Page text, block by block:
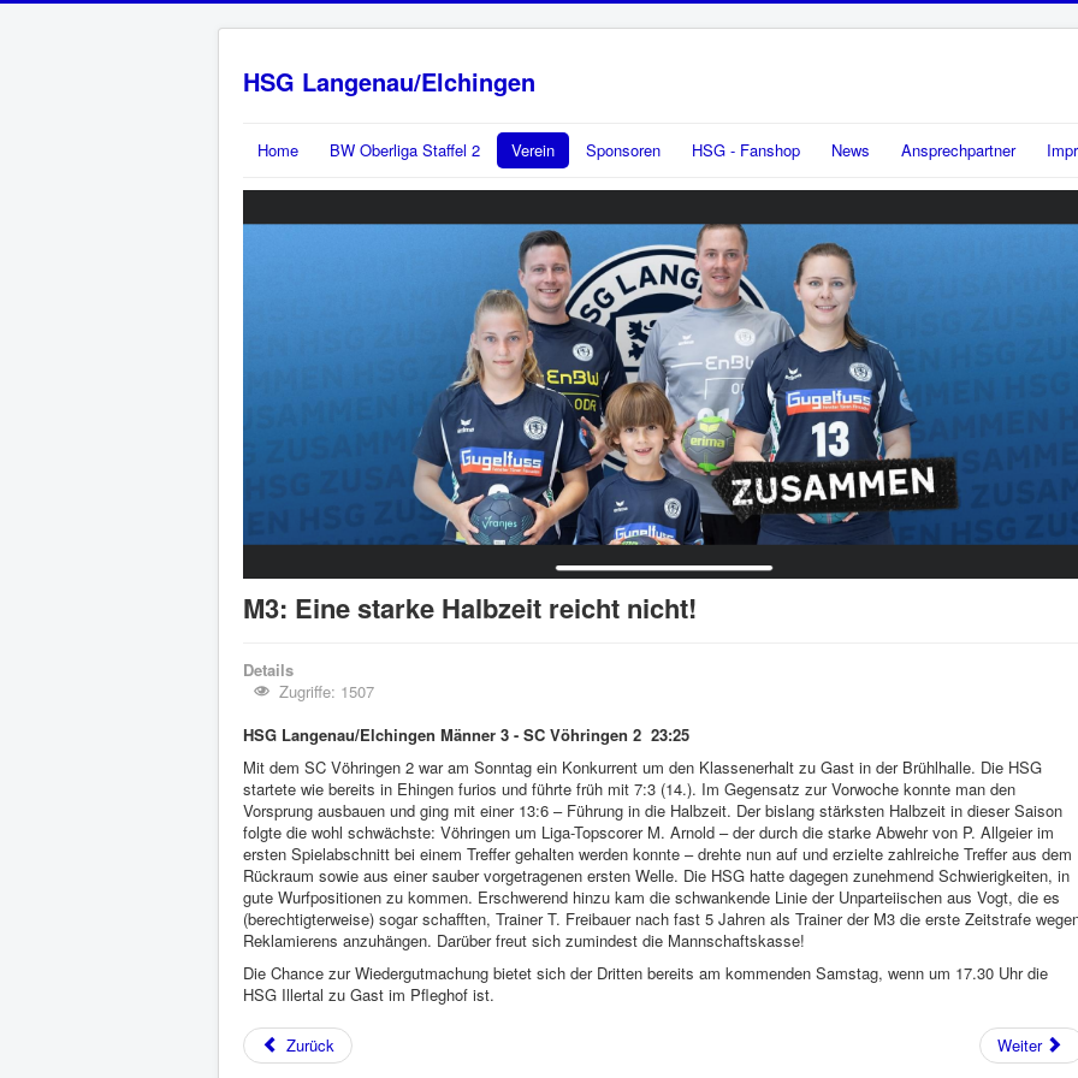
HSG Langenau/Elchingen
Home BW Oberliga Staffel 2 Verein Sponsoren HSG - Fanshop News Ansprechpartner
M3: Eine starke Halbzeit reicht nicht!
Details
Zugriffe: 1507
HSG Langenau/Elchingen Männer 3 - SC Vöhringen 2 23:25
Mit dem SC Vöhringen 2 war am Sonntag ein Konkurrent um den Klassenerhalt zu Gast in der Brühlhalle. Die HSG
startete wie bereits in Ehingen furios und führte früh mit 7:3 (14.). Im Gegensatz zur Vorwoche konnte man den
Vorsprung ausbauen und ging mit einer 13:6 – Führung in die Halbzeit. Der bislang stärksten Halbzeit in dieser Saison
folgte die wohl schwächste: Vöhringen um Liga-Topscorer M. Arnold – der durch die starke Abwehr von P. Allgeier im
ersten Spielabschnitt bei einem Treffer gehalten werden konnte – drehte nun auf und erzielte zahlreiche Treffer aus dem
Rückraum sowie aus einer sauber vorgetragenen ersten Welle. Die HSG hatte dagegen zunehmend Schwierigkeiten, in
gute Wurfpositionen zu kommen. Erschwerend hinzu kam die schwankende Linie der Unparteiischen aus Vogt, die es
(berechtigterweise) sogar schafften, Trainer T. Freibauer nach fast 5 Jahren als Trainer der M3 die erste Zeitstrafe
Reklamierens anzuhängen. Darüber freut sich zumindest die Mannschaftskasse!
Die Chance zur Wiedergutmachung bietet sich der Dritten bereits am kommenden Samstag, wenn um 17.30 Uhr die
HSG Illertal zu Gast im Pfleghof ist.
Zurück Weiter